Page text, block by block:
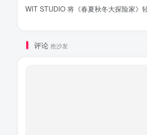
WIT STUDIO 将《春夏秋冬大探险家》
评论 抢沙发